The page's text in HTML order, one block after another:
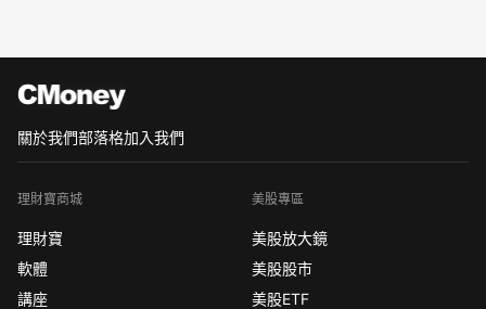
關於我們部落格加入我們
理財寶商城
理財寶
軟體
講座
美股專區
美股放大鏡
美股股市
美股ETF